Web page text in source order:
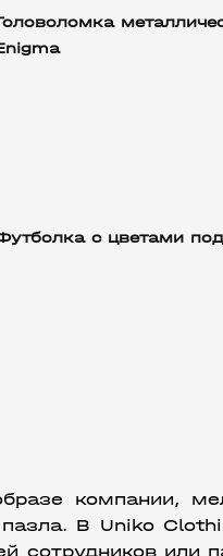
с цветами
компании,
В Uniko
сотрудников или